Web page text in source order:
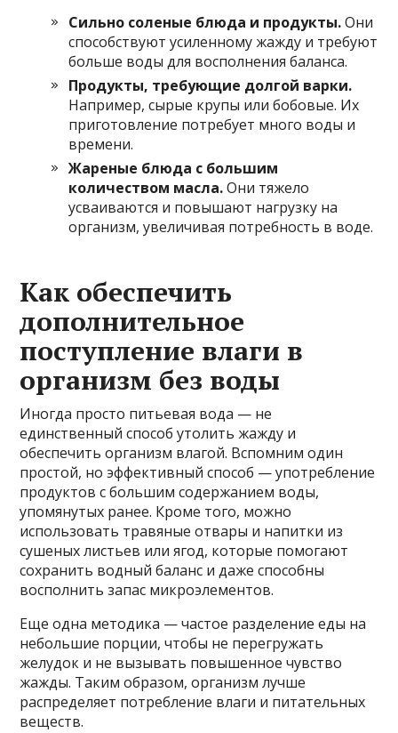
Сильно соленые блюда и продукты.Они
способствуют усиленному жажду и требуют
больше воды для восполнения баланса.
Продукты, требующие долгой варки.
Например, сырые крупы или бобовые. Их
приготовление потребует много воды и
времени.
Жареные блюда с большим
количеством масла.Они тяжело
усваиваются и повышают нагрузку на
организм, увеличивая потребность в воде.
Как обеспечить
дополнительное
поступление влаги в
организм без воды
Иногда просто питьевая вода — не
единственный способ утолить жажду и
обеспечить организм влагой. Вспомним один
простой, но эффективный способ — употребление
продуктов с большим содержанием воды,
упомянутых ранее. Кроме того, можно
использовать травяные отвары и напитки из
сушеных листьев или ягод, которые помогают
сохранить водный баланс и даже способны
восполнить запас микроэлементов.
Еще одна методика — частое разделение еды на
небольшие порции, чтобы не перегружать
желудок и не вызывать повышенное чувство
жажды. Таким образом, организм лучше
распределяет потребление влаги и питательных
веществ.